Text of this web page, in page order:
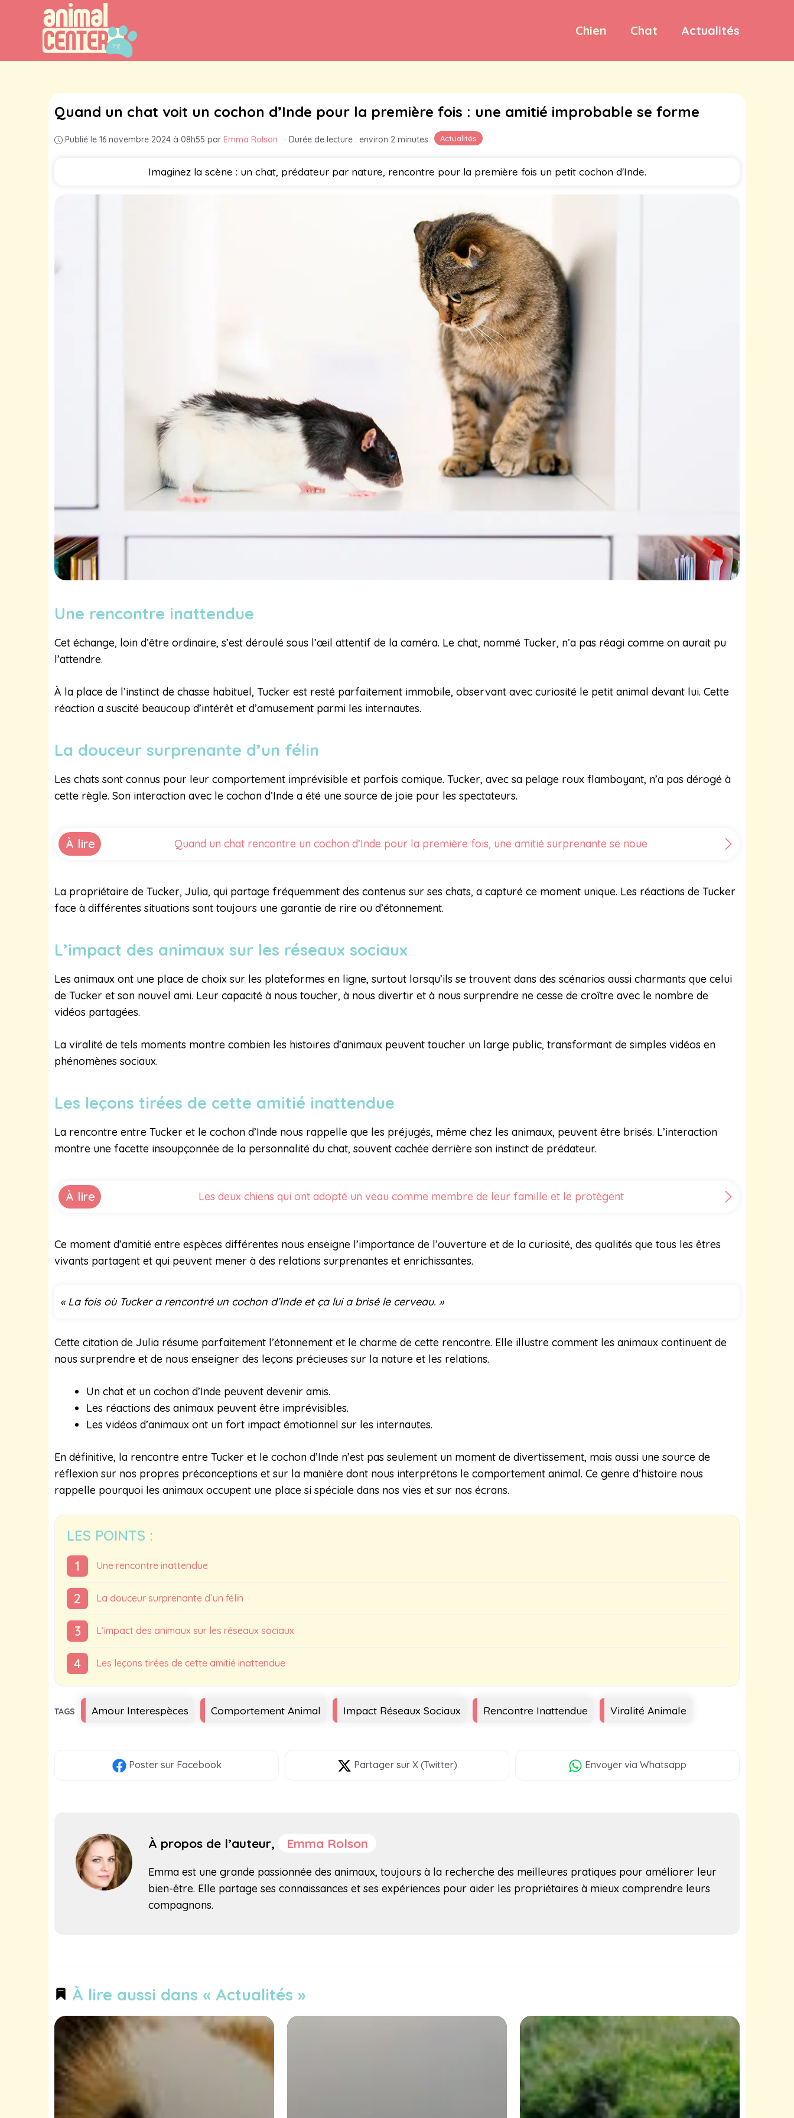
Chien Chat Actualités
Actualités
Quand un chat voit un cochon d’Inde pour la première fois : une amitié improbable se forme
Publié le 16 novembre 2024 à 08h55 par Emma Rolson · Durée de lecture : environ 2 minutes
Imaginez la scène : un chat, prédateur par nature, rencontre pour la première fois un petit cochon d'Inde.
Une rencontre inattendue
Cet échange, loin d’être ordinaire, s’est déroulé sous l’œil attentif de la caméra. Le chat, nommé Tucker, n’a pas réagi comme on aurait pu
l’attendre.
À la place de l’instinct de chasse habituel, Tucker est resté parfaitement immobile, observant avec curiosité le petit animal devant lui. Cette
réaction a suscité beaucoup d’intérêt et d’amusement parmi les internautes.
La douceur surprenante d’un félin
Les chats sont connus pour leur comportement imprévisible et parfois comique. Tucker, avec sa pelage roux flamboyant, n’a pas dérogé à
cette règle. Son interaction avec le cochon d’Inde a été une source de joie pour les spectateurs.
À lire Quand un chat rencontre un cochon d’Inde pour la première fois, une amitié surprenante se noue
La propriétaire de Tucker, Julia, qui partage fréquemment des contenus sur ses chats, a capturé ce moment unique. Les réactions de Tucker
face à différentes situations sont toujours une garantie de rire ou d’étonnement.
L’impact des animaux sur les réseaux sociaux
Les animaux ont une place de choix sur les plateformes en ligne, surtout lorsqu’ils se trouvent dans des scénarios aussi charmants que celui
de Tucker et son nouvel ami. Leur capacité à nous toucher, à nous divertir et à nous surprendre ne cesse de croître avec le nombre de
vidéos partagées.
La viralité de tels moments montre combien les histoires d’animaux peuvent toucher un large public, transformant de simples vidéos en
phénomènes sociaux.
Les leçons tirées de cette amitié inattendue
La rencontre entre Tucker et le cochon d’Inde nous rappelle que les préjugés, même chez les animaux, peuvent être brisés. L’interaction
montre une facette insoupçonnée de la personnalité du chat, souvent cachée derrière son instinct de prédateur.
À lire Les deux chiens qui ont adopté un veau comme membre de leur famille et le protègent
Ce moment d’amitié entre espèces différentes nous enseigne l’importance de l’ouverture et de la curiosité, des qualités que tous les êtres
vivants partagent et qui peuvent mener à des relations surprenantes et enrichissantes.
« La fois où Tucker a rencontré un cochon d’Inde et ça lui a brisé le cerveau. »
Cette citation de Julia résume parfaitement l’étonnement et le charme de cette rencontre. Elle illustre comment les animaux continuent de
nous surprendre et de nous enseigner des leçons précieuses sur la nature et les relations.
Un chat et un cochon d’Inde peuvent devenir amis.
Les réactions des animaux peuvent être imprévisibles.
Les vidéos d’animaux ont un fort impact émotionnel sur les internautes.
En définitive, la rencontre entre Tucker et le cochon d’Inde n’est pas seulement un moment de divertissement, mais aussi une source de
réflexion sur nos propres préconceptions et sur la manière dont nous interprétons le comportement animal. Ce genre d’histoire nous
rappelle pourquoi les animaux occupent une place si spéciale dans nos vies et sur nos écrans.
LES POINTS :
Une rencontre inattendue
La douceur surprenante d’un félin
L’impact des animaux sur les réseaux sociaux
Les leçons tirées de cette amitié inattendue
Étiquettes
Amour Interespèces Comportement Animal Impact Réseaux Sociaux Rencontre Inattendue Viralité Animale
Postersur Facebook Partagersur X (Twitter) Envoyer via Whatsapp
À propos de l’auteur, Emma Rolson
Emma est une grande passionnée des animaux, toujours à la recherche des meilleures pratiques pour améliorer leur
bien-être. Elle partage ses connaissances et ses expériences pour aider les propriétaires à mieux comprendre leurs
compagnons.
À lire aussi dans « Actualités »